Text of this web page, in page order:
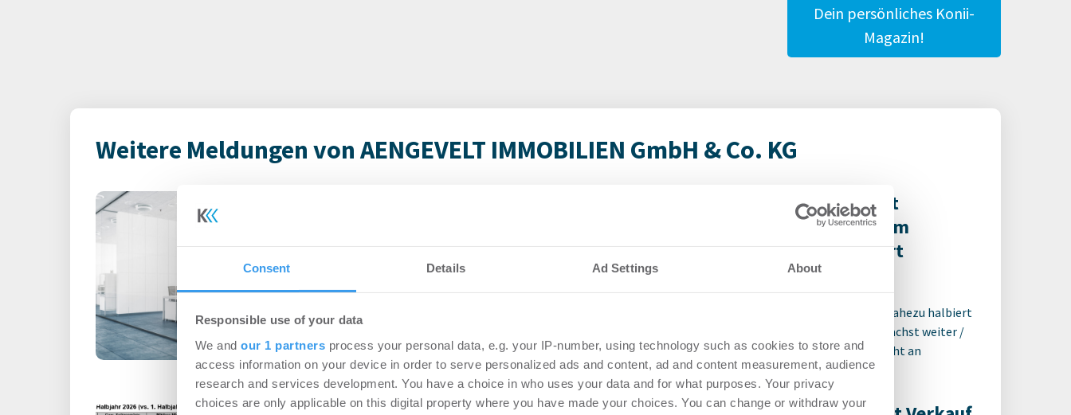
Consent Details Ad Settings About
Responsible use of your data
We and our 1 partners process your personal data, e.g. your IP-number, using technology such as cookies to store and
access information on your device in order to serve personalized ads and content, ad and content measurement, audience
research and services development. You have a choice in who uses your data and for what purposes. Your privacy
choices are only applicable on this digital property where you have made your choices. You can change or withdraw your
Dein persönliches Konii-
Magazin!
Weitere Meldungen von AENGEVELT IMMOBILIEN GmbH & Co. KG
Aengevelt vermittelt in mehreren Einzelverkäufen zehn vollvermietete
Aengevelt analysiert
sinkende Umsätze am
Büromarkt Frankfurt
Abwärts: Büroflächenumsatz nahezu halbiert
/ Aufwärts: Angebotsreserve wächst weiter /
Anstieg: Spitzenmietniveau zieht an